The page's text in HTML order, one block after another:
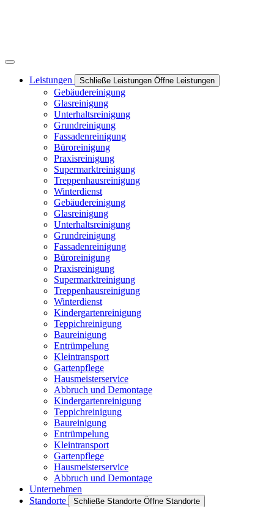
Leistungen Schließe Leistungen Öffne Leistungen
Gebäudereinigung
Glasreinigung
Unterhaltsreinigung
Grundreinigung
Fassadenreinigung
Büroreinigung
Praxisreinigung
Supermarktreinigung
Treppenhausreinigung
Winterdienst
Gebäudereinigung
Glasreinigung
Unterhaltsreinigung
Grundreinigung
Fassadenreinigung
Büroreinigung
Praxisreinigung
Supermarktreinigung
Treppenhausreinigung
Winterdienst
Kindergartenreinigung
Teppichreinigung
Baureinigung
Entrümpelung
Kleintransport
Gartenpflege
Hausmeisterservice
Abbruch und Demontage
Kindergartenreinigung
Teppichreinigung
Baureinigung
Entrümpelung
Kleintransport
Gartenpflege
Hausmeisterservice
Abbruch und Demontage
Unternehmen
Standorte
Schließe Standorte Öffne Standorte